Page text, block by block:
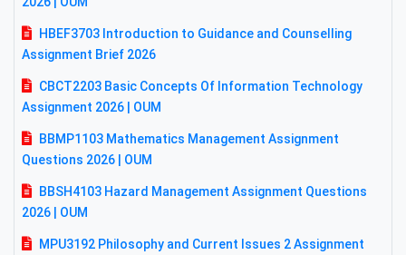
HBEF3703 Introduction to Guidance and Counselling
Assignment Brief 2026
CBCT2203 Basic Concepts Of Information Technology
Assignment 2026 | OUM
BBMP1103 Mathematics Management Assignment
Questions 2026 | OUM
BBSH4103 Hazard Management Assignment Questions
2026 | OUM
MPU3192 Philosophy and Current Issues 2 Assignment